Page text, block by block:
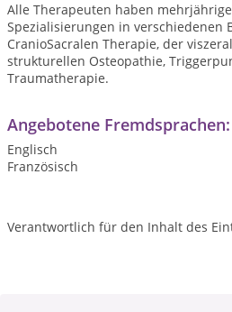
Alle Therapeuten haben
Spezialisierungen in verschiedenen
CranioSacralen Therapie, der
strukturellen Osteopathie,
Traumatherapie.
Angebotene Fremdsprachen:
Englisch
Französisch
Verantwortlich für den Inhalt des